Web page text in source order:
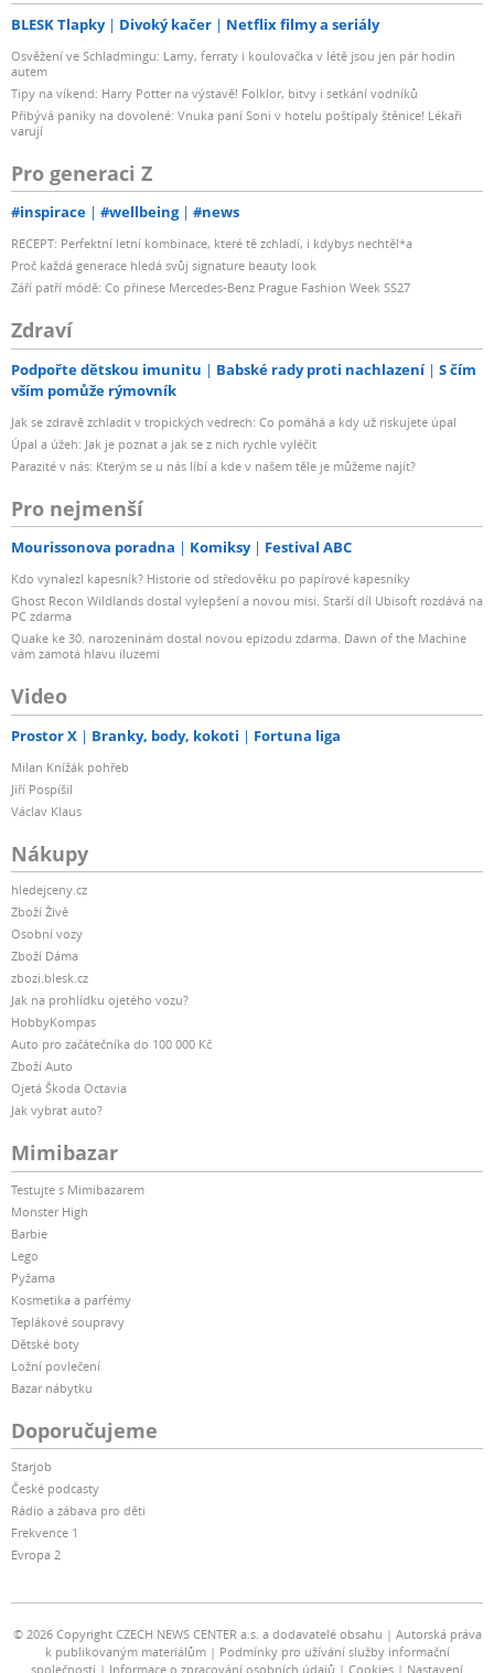
BLESK Tlapky Divoký kačer Netflix filmy a seriály
Osvěžení ve Schladmingu: Lamy, ferraty i koulovačka v létě jsou jen pár hodin
autem
Tipy na víkend: Harry Potter na výstavě! Folklor, bitvy i setkání vodníků
Přibývá paniky na dovolené: Vnuka paní Soni v hotelu poštípaly štěnice! Lékaři
varují
Pro generaci Z
#inspirace #wellbeing #news
RECEPT: Perfektní letní kombinace, které tě zchladí, i kdybys nechtěl*a
Proč každá generace hledá svůj signature beauty look
Září patří módě: Co přinese Mercedes-Benz Prague Fashion Week SS27
Zdraví
Podpořte dětskou imunitu Babské rady proti nachlazení
S čím
vším pomůže rýmovník
Jak se zdravě zchladit v tropických vedrech: Co pomáhá a kdy už riskujete úpal
Úpal a úžeh: Jak je poznat a jak se z nich rychle vyléčit
Parazité v nás: Kterým se u nás líbí a kde v našem těle je můžeme najít?
Pro nejmenší
Mourissonova poradna Komiksy Festival ABC
Kdo vynalezl kapesník? Historie od středověku po papírové kapesníky
Ghost Recon Wildlands dostal vylepšení a novou misi. Starší díl Ubisoft rozdává na
PC zdarma
Quake ke 30. narozeninám dostal novou epizodu zdarma. Dawn of the Machine
vám zamotá hlavu iluzemi
Video
Prostor X Branky, body, kokoti Fortuna liga
Milan Knížák pohřeb
Jiří Pospíšil
Václav Klaus
Nákupy
hledejceny.cz
Zboží Živě
Osobní vozy
Zboží Dáma
zbozi.blesk.cz
Jak na prohlídku ojetého vozu?
HobbyKompas
Auto pro začátečníka do 100 000 Kč
Zboží Auto
Ojetá Škoda Octavia
Jak vybrat auto?
Mimibazar
Testujte s Mimibazarem
Monster High
Barbie
Lego
Pyžama
Kosmetika a parfémy
Teplákové soupravy
Dětské boty
Ložní povlečení
Bazar nábytku
Doporučujeme
Starjob
České podcasty
Rádio a zábava pro děti
Frekvence 1
Evropa 2
© 2026 Copyright CZECH NEWS CENTER a.s. a dodavatelé obsahu
Autorská práva
k publikovaným materiálům
Podmínky pro užívání služby informační
společnosti
Informace o zpracování osobních údajů Cookies Nastavení